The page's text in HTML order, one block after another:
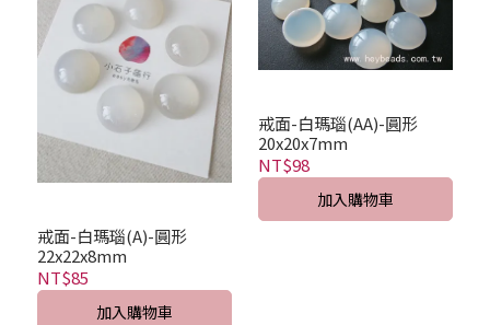
戒面-白瑪瑙(A)-圓形
22x22x8mm
NT$85
加入購物車
戒面-白瑪瑙(AA)-圓形
20x20x7mm
NT$98
加入購物車